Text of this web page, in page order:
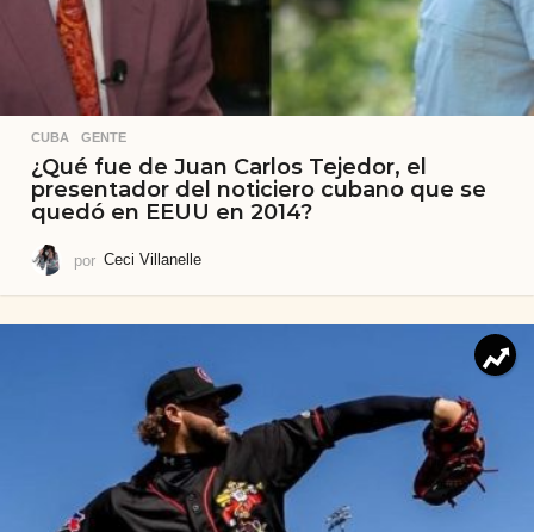
CUBA ,GENTE
¿Qué fue de Juan Carlos Tejedor, el
presentador del noticiero cubano que se
quedó en EEUU en 2014?
por Ceci Villanelle